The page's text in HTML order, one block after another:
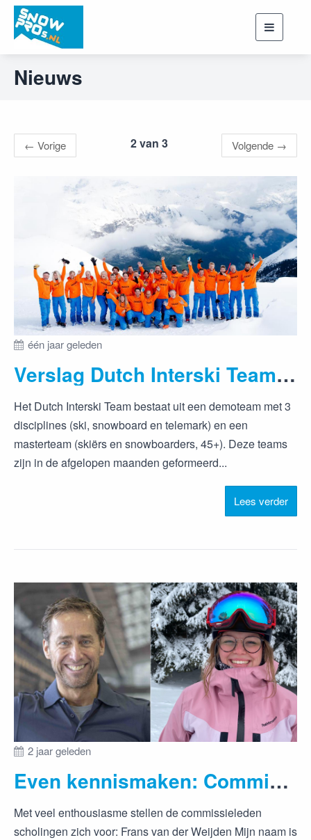
Toggle
Nieuws
← Vorige 2 van 3 Volgende →
één jaar geleden
Verslag Dutch Interski Team training Hintertux, 21-25 mei 2025
Het Dutch Interski Team bestaat uit een demoteam met 3
disciplines (ski, snowboard en telemark) en een
masterteam (skiërs en snowboarders, 45+). Deze teams
zijn in de afgelopen maanden geformeerd...
Lees verder
2 jaar geleden
Even kennismaken: Commissie Marketing & Communicatie
Met veel enthousiasme stellen de commissieleden
scholingen zich voor: Frans van der Weijden Mijn naam is